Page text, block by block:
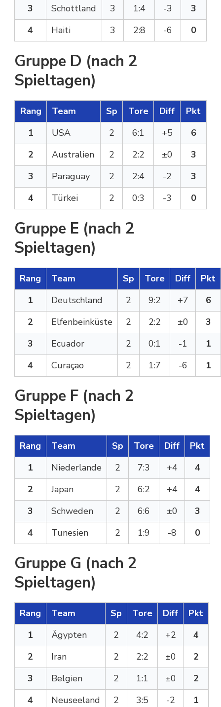
3
Schottland 3 1:4 -3
3
4
Haiti 3 2:8 -6 0
Gruppe D (nach 2
Spieltagen)
Rang Team Sp Tore Diff
Pkt
1
USA 2 6:1 +5
6
2
Australien 2 2:2 ±0
3
3
Paraguay 2 2:4 -2
3
4
Türkei 2 0:3 -3 0
Gruppe E (nach 2
Spieltagen)
Rang Team Sp Tore Diff
Pkt
1
Deutschland 2 9:2 +7
6
2
Elfenbeinküste 2 2:2 ±0
3
3
Ecuador 2 0:1 -1
1
4
Curaçao 2 1:7 -6 1
Gruppe F (nach 2
Spieltagen)
Rang Team Sp Tore Diff
Pkt
1
Niederlande 2 7:3 +4
4
2
Japan 2 6:2 +4
4
3
Schweden 2 6:6 ±0
3
4
Tunesien 2 1:9 -8 0
Gruppe G (nach 2
Spieltagen)
Rang Team Sp Tore Diff
Pkt
1
Ägypten 2 4:2 +2
4
2
Iran 2 2:2 ±0
2
3
Belgien 2 1:1 ±0
2
4
Neuseeland 2 3:5 -2 1